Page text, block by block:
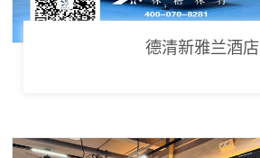
德清新雅兰酒店